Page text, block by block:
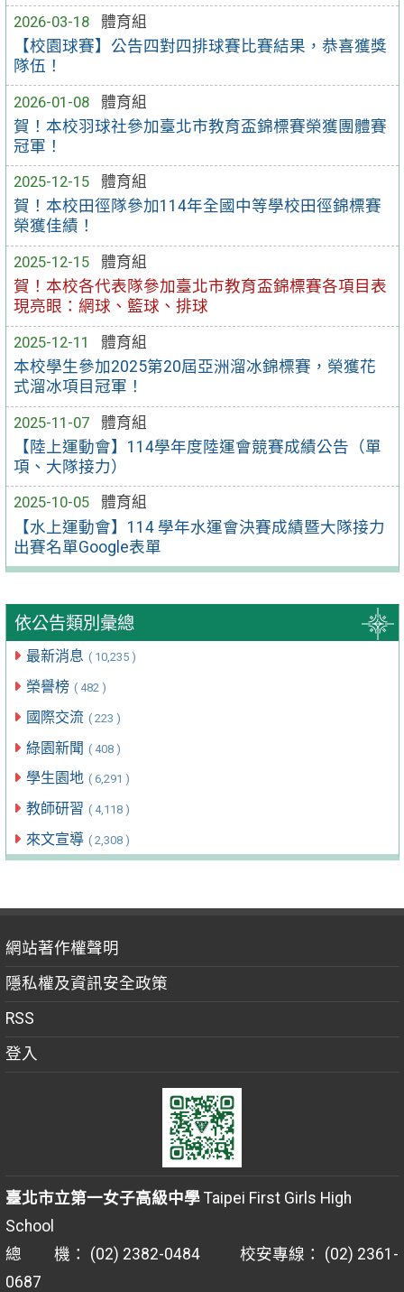
2026-03-18
體育組
【校園球賽】公告四對四排球賽比賽結果，恭喜獲獎
隊伍！
2026-01-08
體育組
賀！本校羽球社參加臺北市教育盃錦標賽榮獲團體賽
冠軍！
2025-12-15
體育組
賀！本校田徑隊參加114年全國中等學校田徑錦標賽
榮獲佳績！
2025-12-15
體育組
賀！本校各代表隊參加臺北市教育盃錦標賽各項目表
現亮眼：網球、籃球、排球
2025-12-11
體育組
本校學生參加2025第20屆亞洲溜冰錦標賽，榮獲花
式溜冰項目冠軍！
2025-11-07
體育組
【陸上運動會】114學年度陸運會競賽成績公告（單
項、大隊接力）
2025-10-05
體育組
【水上運動會】114 學年水運會決賽成績暨大隊接力
出賽名單Google表單
依公告類別彙總
最新消息 ( 10,235 )
榮譽榜 ( 482 )
國際交流 ( 223 )
綠園新聞 ( 408 )
學生園地 ( 6,291 )
教師研習 ( 4,118 )
來文宣導 ( 2,308 )
網站著作權聲明
隱私權及資訊安全政策
RSS
登入
臺北市立第一女子高級中學Taipei First Girls High
School
總 機： (02) 2382-0484 校安專線： (02) 2361-
0687